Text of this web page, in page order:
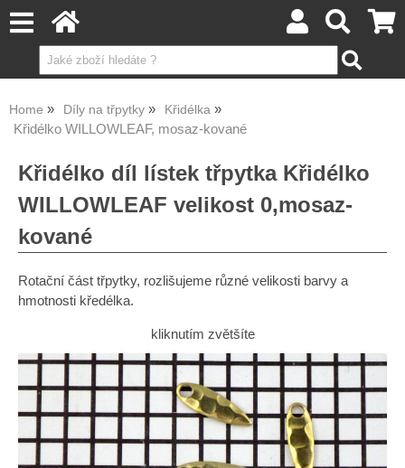
Home Díly na třpytky Křidélka
Křidélko WILLOWLEAF, mosaz-kované
Křidélko díl lístek třpytka Křidélko
WILLOWLEAF velikost 0,mosaz-
kované
Rotační část třpytky, rozlišujeme různé velikosti barvy a
hmotnosti kředélka.
kliknutím zvětšíte